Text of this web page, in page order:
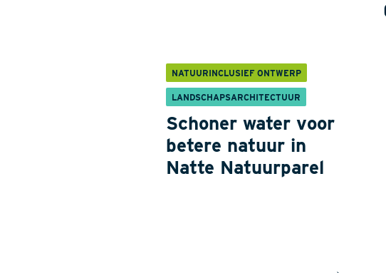
NATUURINCLUSIEF ONTWERP
LANDSCHAPSARCHITECTUUR
Schoner water voor
betere natuur in
Natte Natuurparel